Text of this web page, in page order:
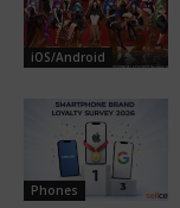
iOS/Android
Phones